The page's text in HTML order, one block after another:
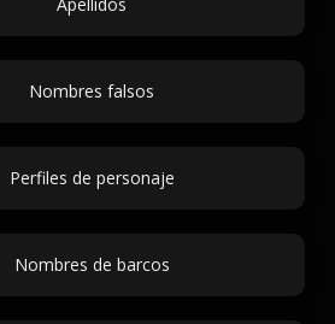
Nombres falsos
Perfiles de personaje
Nombres de barcos